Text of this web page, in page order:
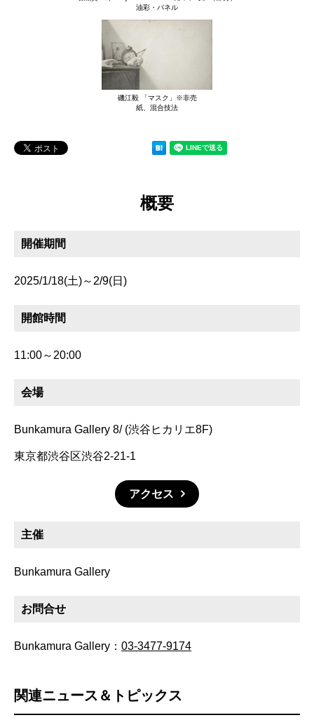
油彩・パネル
磯江毅 「マスク」※非売
紙、混合技法
概要
開催期間
2025/1/18(土)～2/9(日)
開館時間
11:00～20:00
会場
Bunkamura Gallery 8/ (渋谷ヒカリエ8F)
東京都渋谷区渋谷2-21-1
アクセス
主催
Bunkamura Gallery
お問合せ
Bunkamura Gallery： 03-3477-9174
関連ニュース＆トピックス